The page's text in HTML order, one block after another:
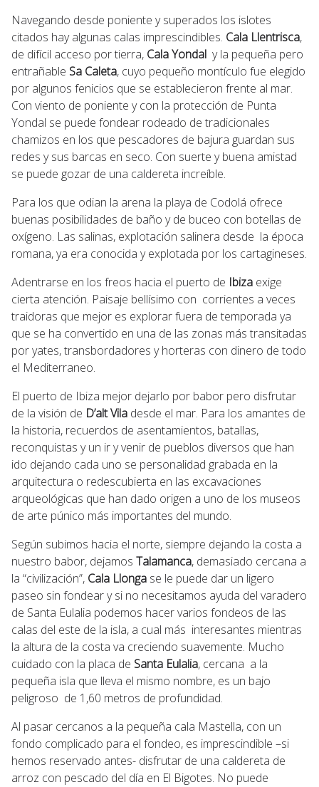
Navegando desde poniente y superados los islotes
citados hay algunas calas imprescindibles. Cala Llentrisca,
de difícil acceso por tierra, Cala Yondal y la pequeña pero
entrañable Sa Caleta, cuyo pequeño montículo fue elegido
por algunos fenicios que se establecieron frente al mar.
Con viento de poniente y con la protección de Punta
Yondal se puede fondear rodeado de tradicionales
chamizos en los que pescadores de bajura guardan sus
redes y sus barcas en seco. Con suerte y buena amistad
se puede gozar de una caldereta increíble.
Para los que odian la arena la playa de Codolá ofrece
buenas posibilidades de baño y de buceo con botellas de
oxígeno. Las salinas, explotación salinera desde la época
romana, ya era conocida y explotada por los cartagineses.
Adentrarse en los freos hacia el puerto de Ibiza exige
cierta atención. Paisaje bellísimo con corrientes a veces
traidoras que mejor es explorar fuera de temporada ya
que se ha convertido en una de las zonas más transitadas
por yates, transbordadores y horteras con dinero de todo
el Mediterraneo.
El puerto de Ibiza mejor dejarlo por babor pero disfrutar
de la visión de D’alt Vila desde el mar. Para los amantes de
la historia, recuerdos de asentamientos, batallas,
reconquistas y un ir y venir de pueblos diversos que han
ido dejando cada uno se personalidad grabada en la
arquitectura o redescubierta en las excavaciones
arqueológicas que han dado origen a uno de los museos
de arte púnico más importantes del mundo.
Según subimos hacia el norte, siempre dejando la costa a
nuestro babor, dejamos Talamanca, demasiado cercana a
la “civilización”, Cala Llonga se le puede dar un ligero
paseo sin fondear y si no necesitamos ayuda del varadero
de Santa Eulalia podemos hacer varios fondeos de las
calas del este de la isla, a cual más interesantes mientras
la altura de la costa va creciendo suavemente. Mucho
cuidado con la placa de Santa Eulalia, cercana a la
pequeña isla que lleva el mismo nombre, es un bajo
peligroso de 1,60 metros de profundidad.
Al pasar cercanos a la pequeña cala Mastella, con un
fondo complicado para el fondeo, es imprescindible –si
hemos reservado antes- disfrutar de una caldereta de
arroz con pescado del día en El Bigotes. No puede